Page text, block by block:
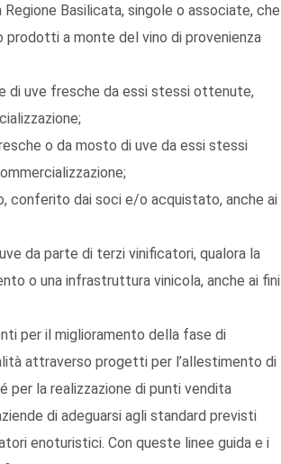
Basilicata, singole o associate, che
a monte del vino di provenienza
di uve fresche da essi stessi ottenute,
o da mosto di uve da essi stessi
conferito dai soci e/o acquistato, anche ai
da parte di terzi vinificatori, qualora la
o una infrastruttura vinicola, anche ai fini
per il miglioramento della fase di
attraverso progetti per l’allestimento di
per la realizzazione di punti vendita
di adeguarsi agli standard previsti
enoturistici. Con queste linee guida e i